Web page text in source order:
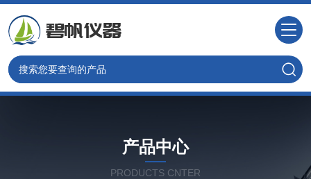
产品中心
PRODUCTS CNTER